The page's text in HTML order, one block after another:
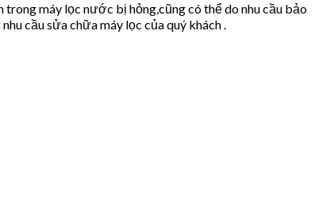
máy lọc nước bị hỏng,cũng có thể do nhu cầu bảo
cầu sửa chữa máy lọc của quý khách .